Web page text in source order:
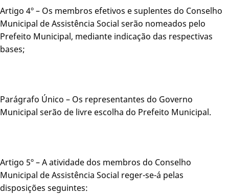
Artigo 4º – Os membros efetivos e suplentes do Conselho
Municipal de Assistência Social serão nomeados pelo
Prefeito Municipal, mediante indicação das respectivas
bases;
Parágrafo Único – Os representantes do Governo
Municipal serão de livre escolha do Prefeito Municipal.
Artigo 5º – A atividade dos membros do Conselho
Municipal de Assistência Social reger-se-á pelas
disposições seguintes: